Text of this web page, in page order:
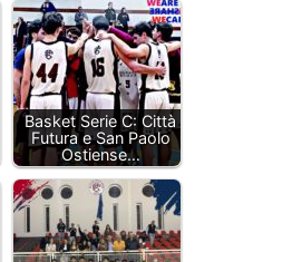
Basket Serie C: Città
Futura e San Paolo
Ostiense…